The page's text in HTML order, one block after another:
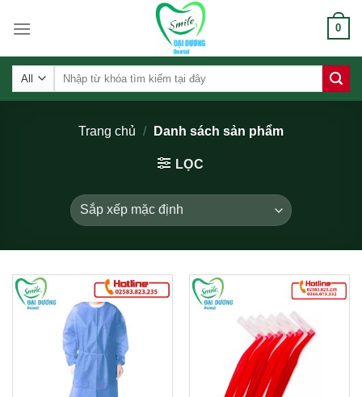
0
Tìm
kiếm:
Trang chủ / Danh sách sản phẩm
LỌC